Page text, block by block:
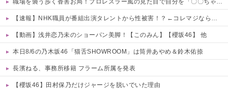
【速報】NHK職員が番組出演タレントから性被害！？←コレマジならヤバくねーか？
【動画】浅井恋乃未のショーパン美脚！【このみん】【櫻坂46】 他
本日8/6の乃木坂46「猫舌SHOWROOM」は筒井あやめ＆鈴木佑捺
長濱ねる、事務所移籍 フラーム所属を発表
【櫻坂46】田村保乃だけジャージを脱いでいた理由